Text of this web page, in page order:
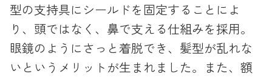
型の支持具にシールドを固定することによ
り、頭ではなく、鼻で支える仕組みを採用。
眼鏡のようにさっと着脱でき、髪型が乱れな
いというメリットが生まれました。また、額